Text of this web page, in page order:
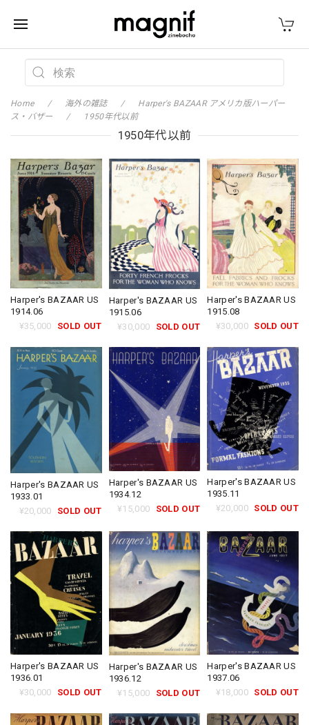
Home 海外の雑誌
Harper's BAZAAR アメリカ版ハーパー
ス・バザー
1950年代以前
1950年代以前
Harper's BAZAAR US
1914.06
¥35,000
SOLD OUT
Harper's BAZAAR US
1915.06
¥30,000
SOLD OUT
Harper's BAZAAR US
1915.08
¥30,000 SOLD OUT
Harper's BAZAAR US
1933.01
¥20,000
SOLD OUT
Harper's BAZAAR US
1934.12
¥15,000
SOLD OUT
Harper's BAZAAR US
1935.11
¥20,000 SOLD OUT
Harper's BAZAAR US
1936.01
¥30,000
SOLD OUT
Harper's BAZAAR US
1936.12
¥15,000
SOLD OUT
Harper's BAZAAR US
1937.06
¥18,000 SOLD OUT